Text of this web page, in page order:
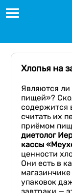
Хлопья на
Являются ли
пищей»?
содержится
считать их
приёмом
диетолог
кассы
ценности
Они есть в
упаковок